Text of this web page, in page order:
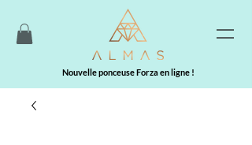
Nouvelle ponceuse Forza en ligne !